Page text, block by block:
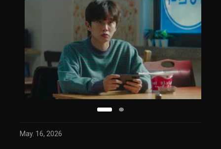
May. 16, 2026